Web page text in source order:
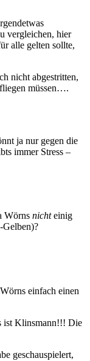
vergleichen, hier
alle gelten sollte,
nicht abgestritten,
müssen….
ja nur gegen die
immer Stress –
Wörns nichteinig
Gelben)?
einfach einen
ist Klinsmann!!! Die
geschauspielert,